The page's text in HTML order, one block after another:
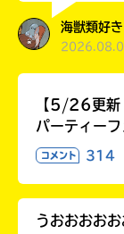
海獣類好
【5/26更新
パーティーフ
コメント 314
うおおおお